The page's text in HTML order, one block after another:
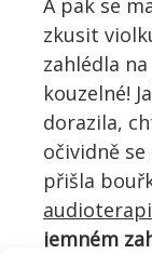
A pak se
zkusit
zahlédla
kouzelné!
dorazila,
očividně
přišla
jemném